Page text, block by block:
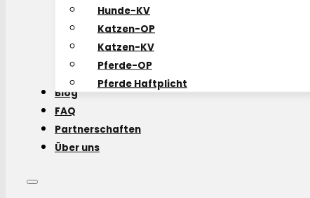
Hunde-KV
Katzen-OP
Katzen-KV
Pferde-OP
Pferde Haftplicht
Blog
FAQ
Partnerschaften
Über uns